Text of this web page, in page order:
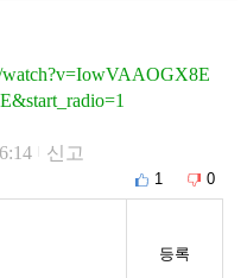
watch?v=IowVAAOGX8E
신고
1 0
등록